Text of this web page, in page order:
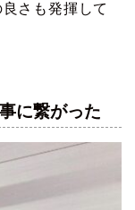
さも発揮して
に繋がった